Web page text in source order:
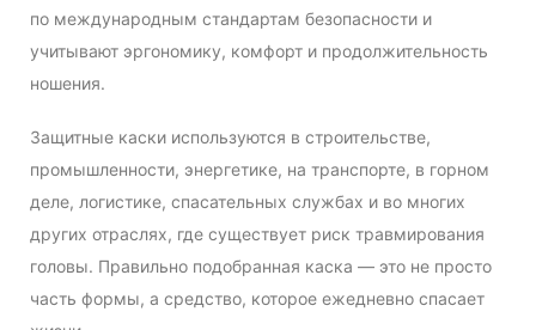
по международным стандартам безопасности и
учитывают эргономику, комфорт и продолжительность
ношения.
Защитные каски используются в строительстве,
промышленности, энергетике, на транспорте, в горном
деле, логистике, спасательных службах и во многих
других отраслях, где существует риск травмирования
головы. Правильно подобранная каска — это не просто
часть формы, а средство, которое ежедневно спасает